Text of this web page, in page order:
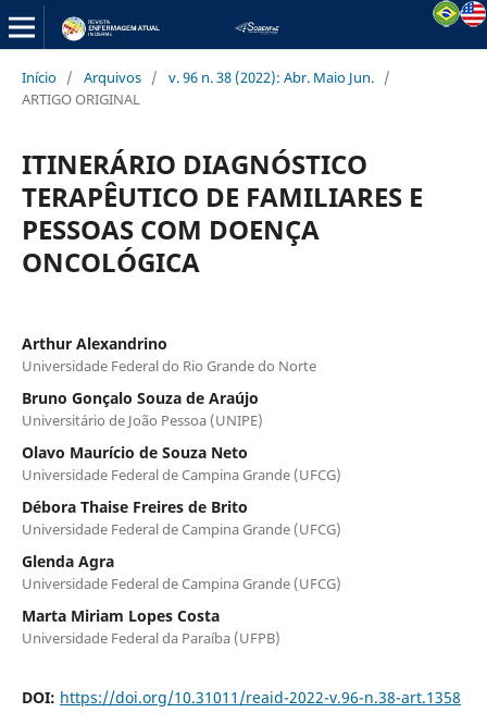
Início / Arquivos / v. 96 n. 38 (2022): Abr. Maio Jun. /
ARTIGO ORIGINAL
ITINERÁRIO DIAGNÓSTICO
TERAPÊUTICO DE FAMILIARES E
PESSOAS COM DOENÇA
ONCOLÓGICA
Arthur Alexandrino
Universidade Federal do Rio Grande do Norte
Bruno Gonçalo Souza de Araújo
Universitário de João Pessoa (UNIPE)
Olavo Maurício de Souza Neto
Universidade Federal de Campina Grande (UFCG)
Débora Thaise Freires de Brito
Universidade Federal de Campina Grande (UFCG)
Glenda Agra
Universidade Federal de Campina Grande (UFCG)
Marta Miriam Lopes Costa
Universidade Federal da Paraíba (UFPB)
DOI: https://doi.org/10.31011/reaid-2022-v.96-n.38-art.1358